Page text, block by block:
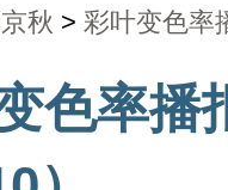
秋 >彩叶变色率
色率播